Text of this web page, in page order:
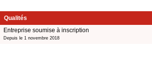
Qualités
Entreprise soumise à inscription
Depuis le 1 novembre 2018